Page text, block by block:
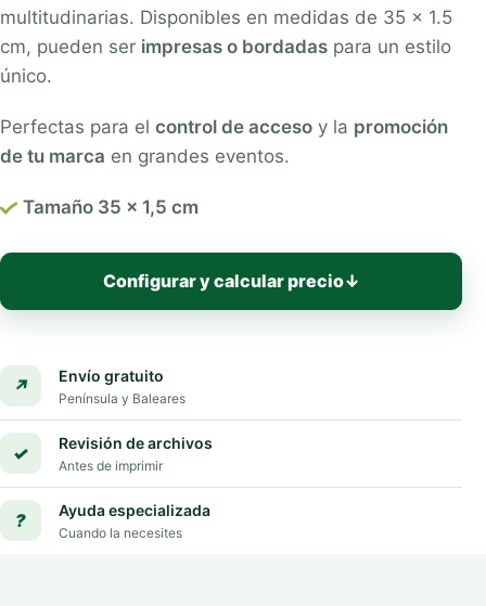
multitudinarias. Disponibles en medidas de 35 x 1.5
cm, pueden ser impresas o bordadas para un estilo
único.
Perfectas para el control de acceso y la promoción
de tu marca en grandes eventos.
Tamaño 35 x 1,5 cm
Configurar y calcular precio↓
↗ Envío gratuito
Península y Baleares
✓ Revisión de archivos
Antes de imprimir
? Ayuda especializada
Cuando la necesites